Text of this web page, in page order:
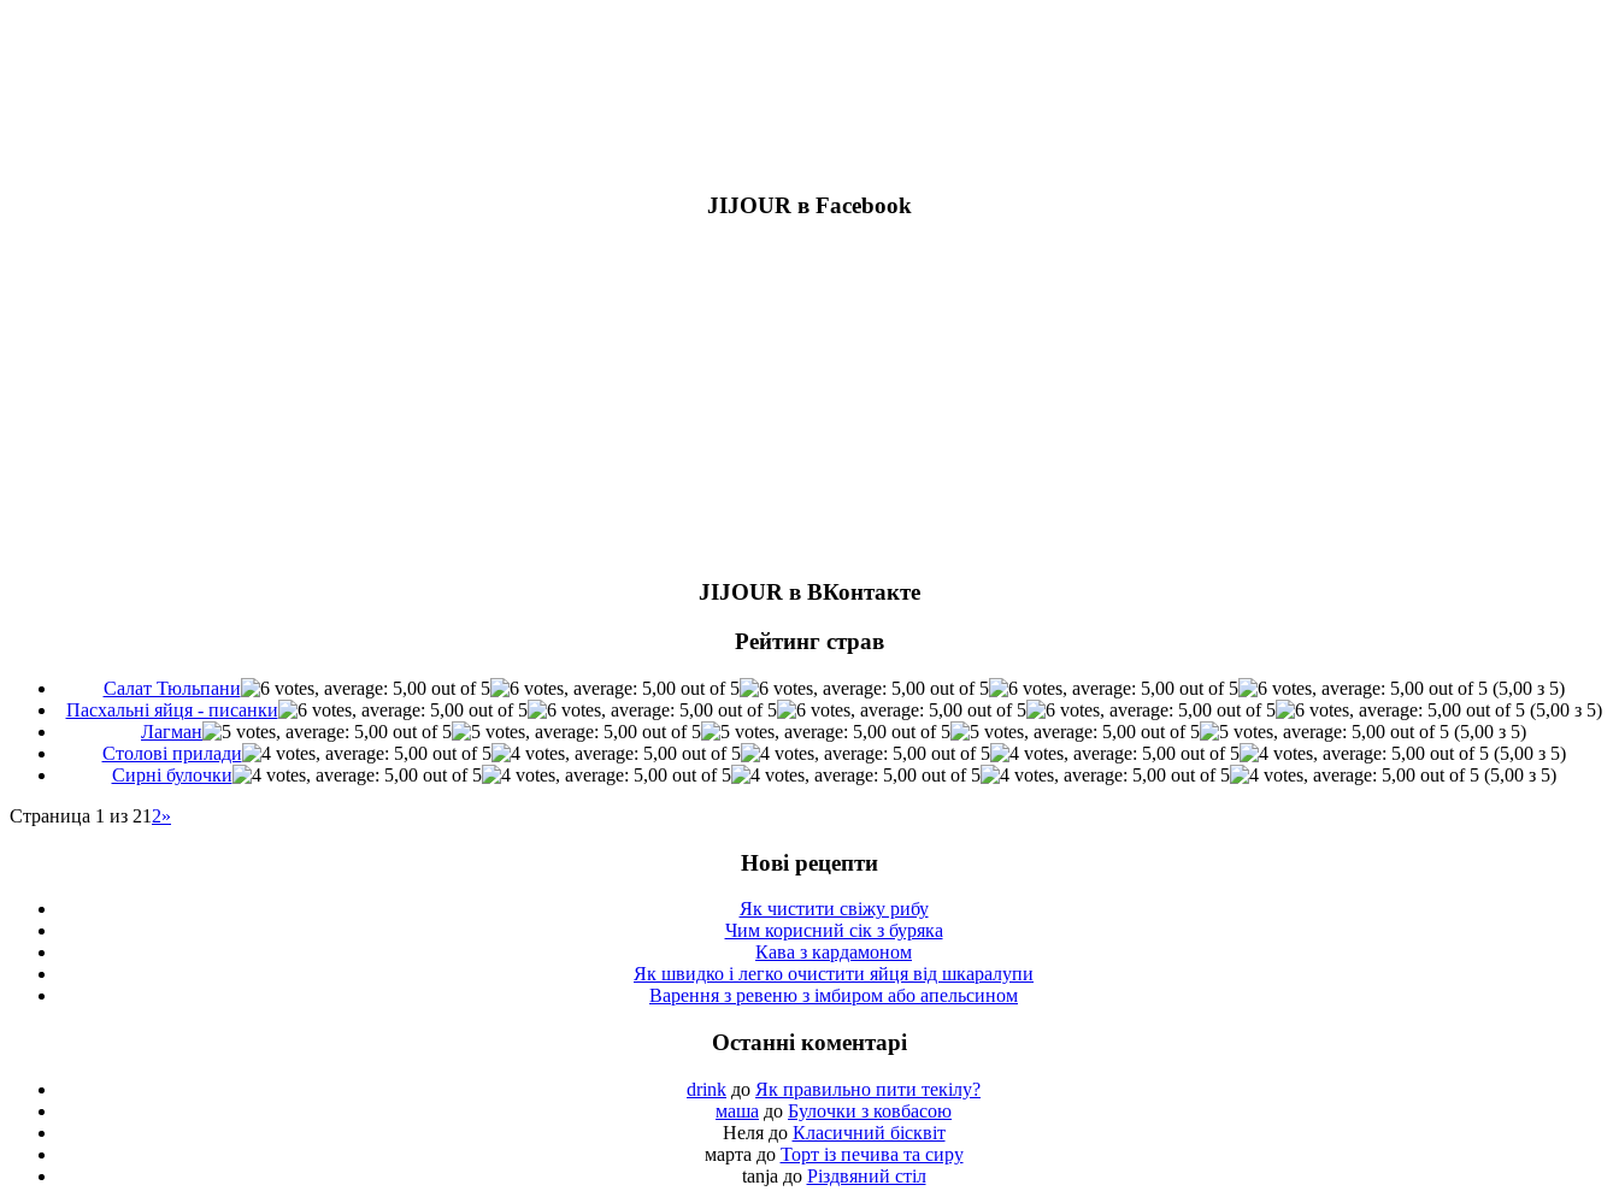
JIJOUR в Facebook
JIJOUR в ВКонтакте
Рейтинг страв
Салат Тюльпани
(5,00 з 5)
Пасхальні яйця - писанки
(5,00 з 5)
Лагман
(5,00 з 5)
Cтолові прилади
(5,00 з 5)
Сирні булочки
(5,00 з 5)
Страница 1 из 21 2»
Нові рецепти
Як чистити свіжу рибу
Чим корисний сік з буряка
Кава з кардамоном
Як швидко і легко очистити яйця від шкаралупи
Варення з ревеню з імбиром або апельсином
Останні коментарі
drink до Як правильно пити текілу?
маша до Булочки з ковбасою
Нелядо Класичний бісквіт
марта до Торт із печива та сиру
tanja до Різдвяний стіл